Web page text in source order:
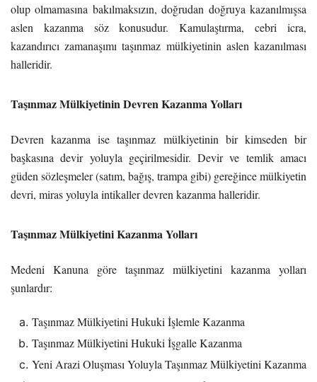
olup olmamasına bakılmaksızın, doğrudan doğruya kazanılmışsa
aslen kazanma söz konusudur. Kamulaştırma, cebri icra,
kazandırıcı zamanaşımı taşınmaz mülkiyetinin aslen kazanılması
halleridir.
Taşınmaz Mülkiyetinin Devren Kazanma Yolları
Devren kazanma ise taşınmaz mülkiyetinin bir kimseden bir
başkasına devir yoluyla geçirilmesidir. Devir ve temlik amacı
güden sözleşmeler (satım, bağış, trampa gibi) gereğince mülkiyetin
devri, miras yoluyla intikaller devren kazanma halleridir.
Taşınmaz Mülkiyetini Kazanma Yolları
Medeni Kanuna göre taşınmaz mülkiyetini kazanma yolları
şunlardır:
Taşınmaz Mülkiyetini Hukuki İşlemle Kazanma
Taşınmaz Mülkiyetini Hukuki İşgalle Kazanma
Yeni Arazi Oluşması Yoluyla Taşınmaz Mülkiyetini Kazanma